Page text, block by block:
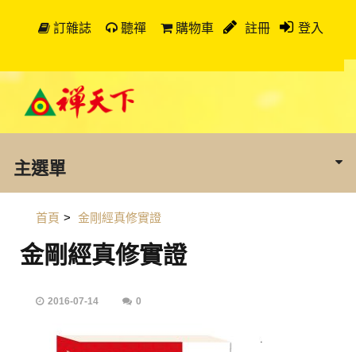
訂雜誌 聽禪 購物車 註冊 登入
主選單
首頁 > 金剛經真修實證
金剛經真修實證
2016-07-14 0